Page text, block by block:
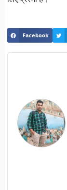
Facebook